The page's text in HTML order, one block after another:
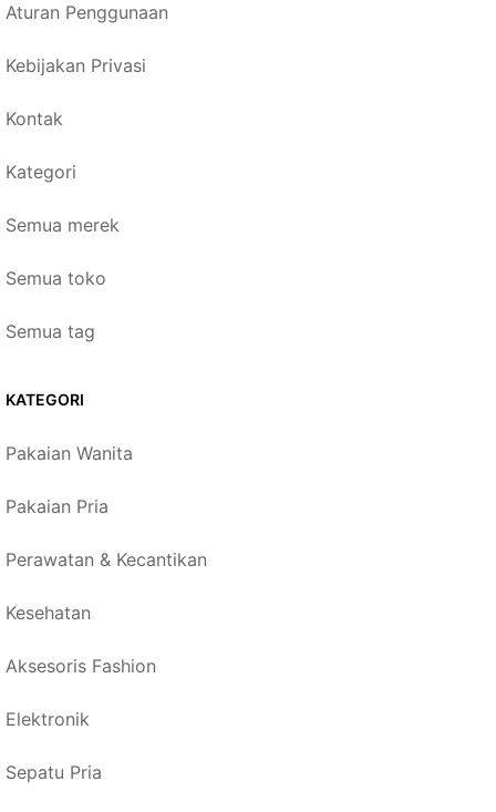
Aturan Penggunaan
Kebijakan Privasi
Kontak
Kategori
Semua merek
Semua toko
Semua tag
KATEGORI
Pakaian Wanita
Pakaian Pria
Perawatan & Kecantikan
Kesehatan
Aksesoris Fashion
Elektronik
Sepatu Pria